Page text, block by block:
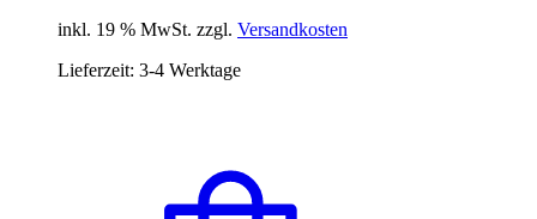
inkl. 19 % MwSt. zzgl. Versandkosten
Lieferzeit: 3-4 Werktage